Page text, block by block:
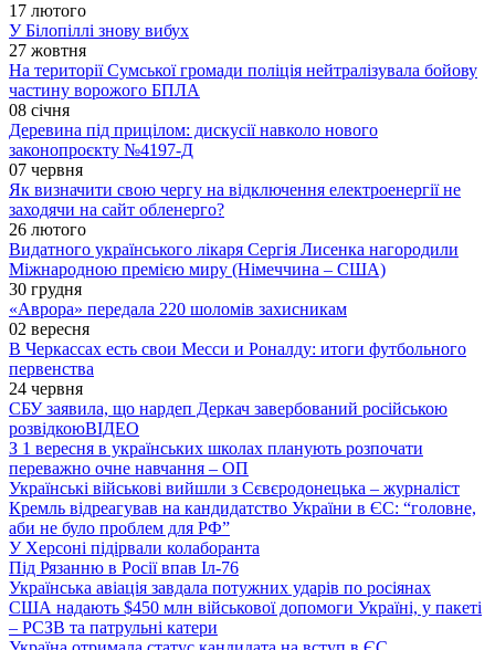
17 лютого
У Білопіллі знову вибух
27 жовтня
На території Сумської громади поліція нейтралізувала бойову
частину ворожого БПЛА
08 січня
Деревина під прицілом: дискусії навколо нового
законопроєкту №4197-Д
07 червня
Як визначити свою чергу на відключення електроенергії не
заходячи на сайт обленерго?
26 лютого
Видатного українського лікаря Сергія Лисенка нагородили
Міжнародною премією миру (Німеччина – США)
30 грудня
«Аврора» передала 220 шоломів захисникам
02 вересня
В Черкассах есть свои Месси и Роналду: итоги футбольного
первенства
24 червня
СБУ заявила, що нардеп Деркач завербований російською
розвідкоюВІДЕО
З 1 вересня в українських школах планують розпочати
переважно очне навчання – ОП
Українські військові вийшли з Сєвєродонецька – журналіст
Кремль відреагував на кандидатство України в ЄС: “головне,
аби не було проблем для РФ”
У Херсоні підірвали колаборанта
Під Рязанню в Росії впав Іл-76
Українська авіація завдала потужних ударів по росіянах
США надають $450 млн військової допомоги Україні, у пакеті
– РСЗВ та патрульні катери